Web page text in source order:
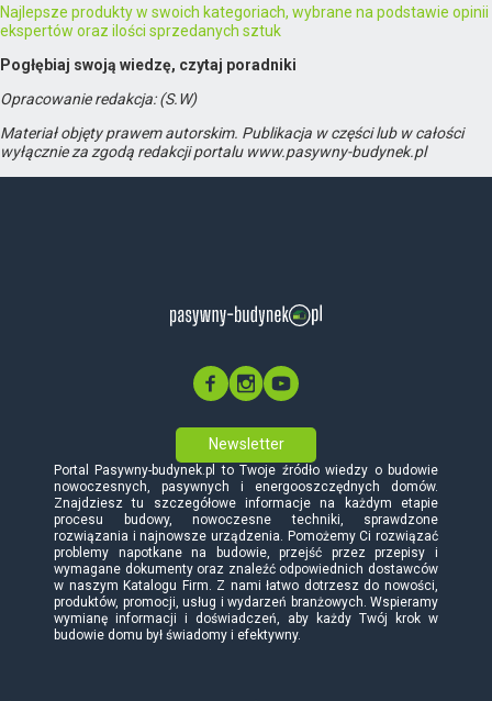
Najlepsze produkty w swoich kategoriach, wybrane na podstawie opinii
ekspertów oraz ilości sprzedanych sztuk
Pogłębiaj swoją wiedzę, czytaj poradniki
Opracowanie redakcja: (S.W)
Materiał objęty prawem autorskim. Publikacja w części lub w całości
wyłącznie za zgodą redakcji portalu www.pasywny-budynek.pl
Newsletter
Portal Pasywny-budynek.pl to Twoje źródło wiedzy o budowie
nowoczesnych, pasywnych i energooszczędnych domów.
Znajdziesz tu szczegółowe informacje na każdym etapie
procesu budowy, nowoczesne techniki, sprawdzone
rozwiązania i najnowsze urządzenia. Pomożemy Ci rozwiązać
problemy napotkane na budowie, przejść przez przepisy i
wymagane dokumenty oraz znaleźć odpowiednich dostawców
w naszym Katalogu Firm. Z nami łatwo dotrzesz do nowości,
produktów, promocji, usług i wydarzeń branżowych. Wspieramy
wymianę informacji i doświadczeń, aby każdy Twój krok w
budowie domu był świadomy i efektywny.